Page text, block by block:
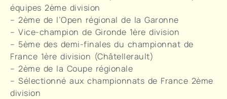
équipes 2ème division
– 2ème de l’Open régional de la Garonne
– Vice-champion de Gironde 1ère division
– 5ème des demi-finales du championnat de
France 1ère division (Châtellerault)
– 2ème de la Coupe régionale
– Sélectionné aux championnats de France 2ème
division